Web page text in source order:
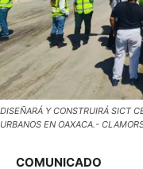
DISEÑARÁ Y CONSTRUIRÁ SICT
URBANOS EN OAXACA.-
COMUNICADO